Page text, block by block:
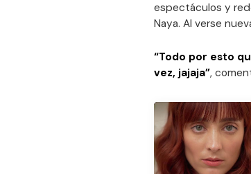
espectáculos y
Naya. Al verse
“Todo por esto
vez, jajaja”,